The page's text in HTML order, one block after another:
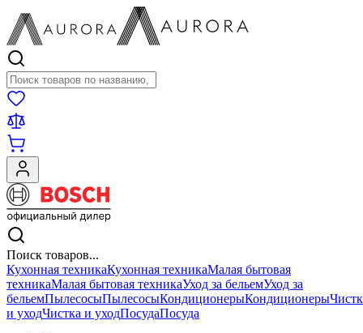
Поиск товаров
Поиск товаров...
Кухонная техникаКухонная техникаМалая бытовая
техникаМалая бытовая техникаУход за бельемУход за
бельемПылесосыПылесосыКондиционерыКондиционеры
и уходЧистка и уходПосудаПосуда